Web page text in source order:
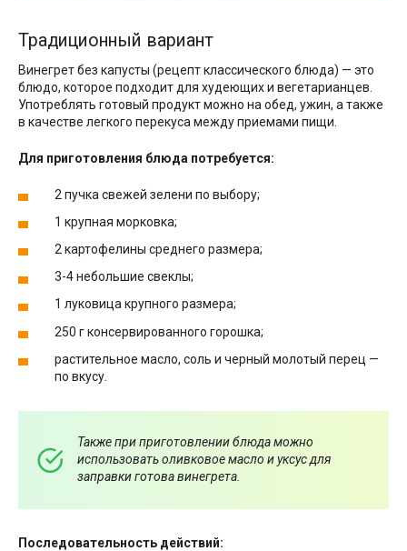
Традиционный вариант
Винегрет без капусты (рецепт классического блюда) — это
блюдо, которое подходит для худеющих и вегетарианцев.
Употреблять готовый продукт можно на обед, ужин, а также
в качестве легкого перекуса между приемами пищи.
Для приготовления блюда потребуется:
2 пучка свежей зелени по выбору;
1 крупная морковка;
2 картофелины среднего размера;
3-4 небольшие свеклы;
1 луковица крупного размера;
250 г консервированного горошка;
растительное масло, соль и черный молотый перец —
по вкусу.
Также при приготовлении блюда можно
использовать оливковое масло и уксус для
заправки готова винегрета.
Последовательность действий: